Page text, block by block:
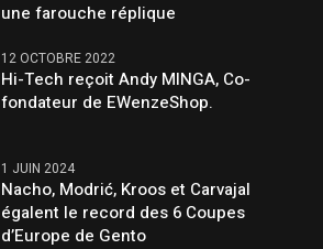
une farouche réplique
12 OCTOBRE 2022
Hi-Tech reçoit Andy MINGA, Co-
fondateur de EWenzeShop.
1 JUIN 2024
Nacho, Modrić, Kroos et Carvajal
égalent le record des 6 Coupes
d’Europe de Gento